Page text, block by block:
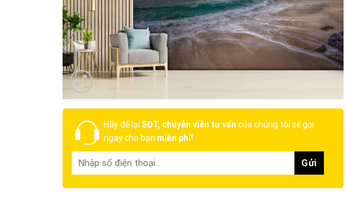
Hãy để lại SĐT, chuyên viên tư vấn của chúng tôi sẽ gọi
ngay cho bạn miễn phí!